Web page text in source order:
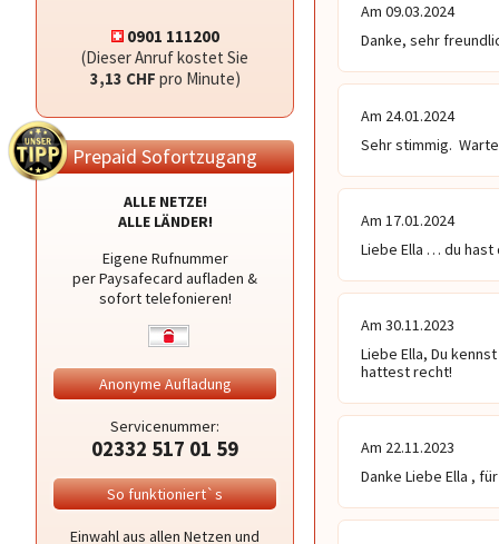
0901 111200
(Dieser Anruf kostet Sie
3,13 CHF pro Minute)
Prepaid Sofortzugang
ALLE NETZE!
ALLE LÄNDER!
Eigene Rufnummer
per Paysafecard aufladen &
sofort telefonieren!
Anonyme Aufladung
Servicenummer:
02332 517 01 59
So funktioniert`s
Einwahl aus allen Netzen und
Am 09.03.2024
Danke, sehr
Am 24.01.2024
Sehr stimmig.
Am 17.01.2024
Liebe Ella … du
Am 30.11.2023
Liebe Ella, Du
hattest recht!
Am 22.11.2023
Danke Liebe Ella ,